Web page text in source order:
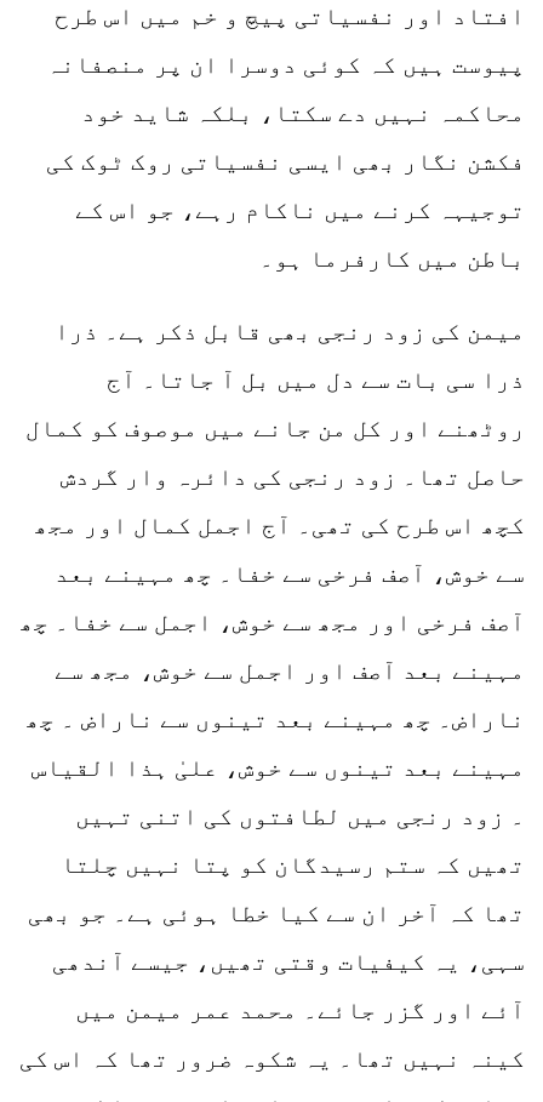
افتاد اور نفسیاتی پیچ و خم میں اس طرح
پیوست ہیں کہ کوئی دوسرا ان پر منصفانہ
محاکمہ نہیں دے سکتا، بلکہ شاید خود
فکشن نگار بھی ایسی نفسیاتی روک ٹوک کی
توجیہہ کرنے میں ناکام رہے، جو اس کے
باطن میں کارفرما ہو۔
میمن کی زود رنجی بھی قابل ذکر ہے۔ ذرا
ذرا سی بات سے دل میں بل آ جاتا۔ آج
روٹھنے اور کل من جانے میں موصوف کو کمال
حاصل تھا۔ زود رنجی کی دائرہ وار گردش
کچھ اس طرح کی تھی۔ آج اجمل کمال اور مجھ
سے خوش، آصف فرخی سے خفا۔ چھ مہینے بعد
آصف فرخی اور مجھ سے خوش، اجمل سے خفا۔ چھ
مہینے بعد آصف اور اجمل سے خوش، مجھ سے
ناراض۔ چھ مہینے بعد تینوں سے ناراض ۔ چھ
مہینے بعد تینوں سے خوش، علیٰ ہذا القیاس
۔ زود رنجی میں لطافتوں کی اتنی تہیں
تھیں کہ ستم رسیدگان کو پتا نہیں چلتا
تھا کہ آخر ان سے کیا خطا ہوئی ہے۔ جو بھی
سہی، یہ کیفیات وقتی تھیں، جیسے آندھی
آئے اور گزر جائے۔ محمد عمر میمن میں
کینہ نہیں تھا۔ یہ شکوہ ضرور تھا کہ اس کی